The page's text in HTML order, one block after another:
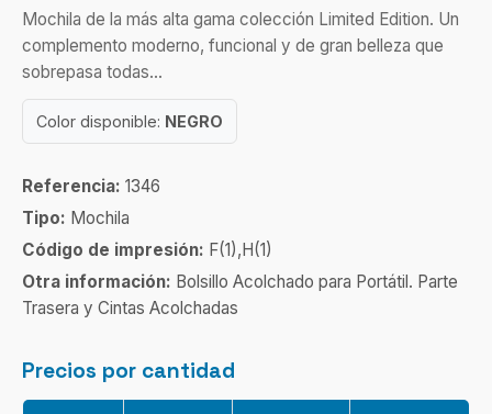
Mochila de la más alta gama colección Limited Edition. Un
complemento moderno, funcional y de gran belleza que
sobrepasa todas...
Color disponible: NEGRO
Referencia: 1346
Tipo: Mochila
Código de impresión: F(1),H(1)
Otra información: Bolsillo Acolchado para Portátil. Parte
Trasera y Cintas Acolchadas
Precios por cantidad